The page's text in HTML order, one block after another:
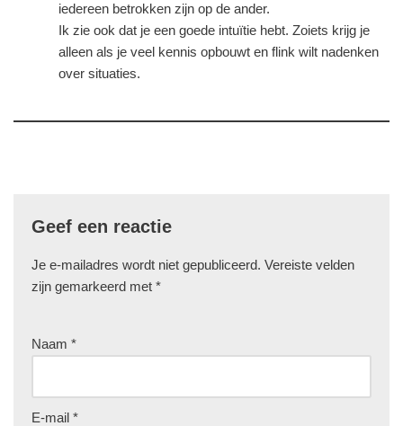
iedereen betrokken zijn op de ander.
Ik zie ook dat je een goede intuïtie hebt. Zoiets krijg je
alleen als je veel kennis opbouwt en flink wilt nadenken
over situaties.
Geef een reactie
Je e-mailadres wordt niet gepubliceerd. Vereiste velden
zijn gemarkeerd met *
Naam *
E-mail *